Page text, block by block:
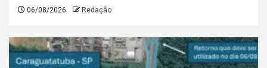
06/08/2026 Redação